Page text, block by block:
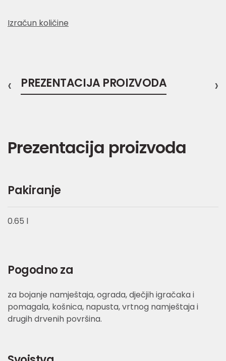
Izračun količine
PREZENTACIJA PROIZVODA
‹ ›
Prezentacija proizvoda
Pakiranje
0.65 l
Pogodno za
za bojanje namještaja, ograda, dječjih igračaka i
pomagala, košnica, napusta, vrtnog namještaja i
drugih drvenih površina.